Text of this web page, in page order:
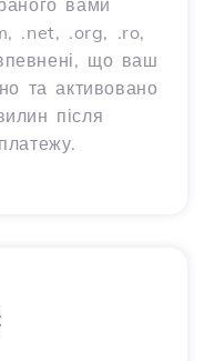
вами
.net, .org, .ro,
що ваш
та активовано
після